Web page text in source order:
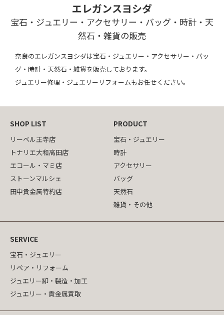
エレガンスヨシダ
宝石・ジュエリー・アクセサリー・バッグ・時計・天
然石・雑貨の販売
奈良のエレガンスヨシダは宝石・ジュエリー・アクセサリー・バッ
グ・時計・天然石・雑貨を販売しております。
ジュエリー修理・ジュエリーリフォームもお任せください。
SHOP LIST
リーベル王寺店
トナリエ大和高田店
エコール・マミ店
ストーンマルシェ
田中貴金属特約店
PRODUCT
宝石・ジュエリー
時計
アクセサリー
バッグ
天然石
雑貨・その他
SERVICE
宝石・ジュエリー
リペア・リフォーム
ジュエリー卸・製造・加工
ジュエリー・貴金属買取